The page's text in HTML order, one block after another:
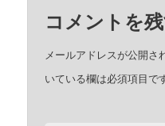
コメントを
メールアドレスが公開さ
いている欄は必須項目で